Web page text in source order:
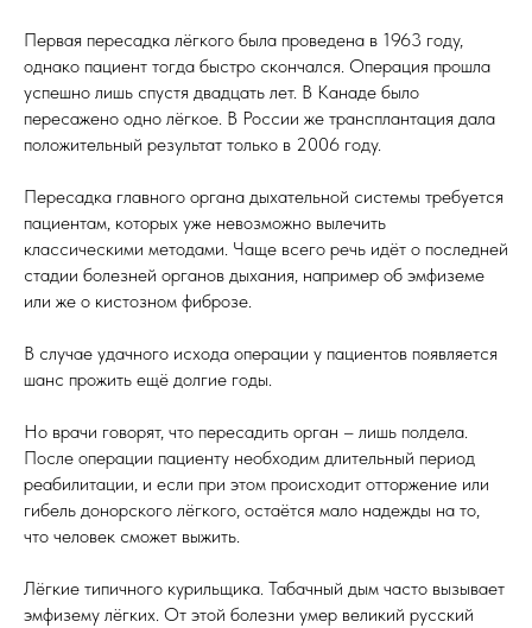
Первая пересадка лёгкого была проведена в 1963 году,
однако пациент тогда быстро скончался. Операция прошла
успешно лишь спустя двадцать лет. В Канаде было
пересажено одно лёгкое. В России же трансплантация дала
положительный результат только в 2006 году.
Пересадка главного органа дыхательной системы требуется
пациентам, которых уже невозможно вылечить
классическими методами. Чаще всего речь идёт о последней
стадии болезней органов дыхания, например об эмфиземе
или же о кистозном фиброзе.
В случае удачного исхода операции у пациентов появляется
шанс прожить ещё долгие годы.
Но врачи говорят, что пересадить орган – лишь полдела.
После операции пациенту необходим длительный период
реабилитации, и если при этом происходит отторжение или
гибель донорского лёгкого, остаётся мало надежды на то,
что человек сможет выжить.
Лёгкие типичного курильщика. Табачный дым часто вызывает
эмфизему лёгких. От этой болезни умер великий русский